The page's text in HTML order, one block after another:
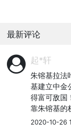
最新评论
起*轩
朱镕基拉法
基建立中金
得富可敌国
靠朱镕基的
2020-10-26